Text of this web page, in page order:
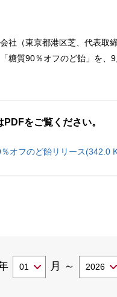
社（東京都港区芝、代表取
糖質90％オフのど飴」を、
PDFをご覧ください。
オフのど飴リリース(342.0
月 ～